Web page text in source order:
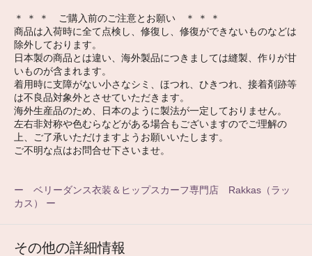
＊ ＊ ＊ ご購入前のご注意とお願い ＊ ＊ ＊
商品は入荷時に全て点検し、修復し、修復ができないものなどは
除外しております。
日本製の商品とは違い、海外製品につきましては縫製、作りが甘
いものが含まれます。
着用時に支障がない小さなシミ、ほつれ、ひきつれ、接着剤跡等
は不良品対象外とさせていただきます。
海外生産品のため、日本のように製法が一定しておりません。
左右非対称や色むらなどがある場合もございますのでご理解の
上、ご了承いただけますようお願いいたします。
ご不明な点はお問合せ下さいませ。
ー ベリーダンス衣装＆ヒップスカーフ専門店 Rakkas（ラッ
カス） ー
その他の詳細情報